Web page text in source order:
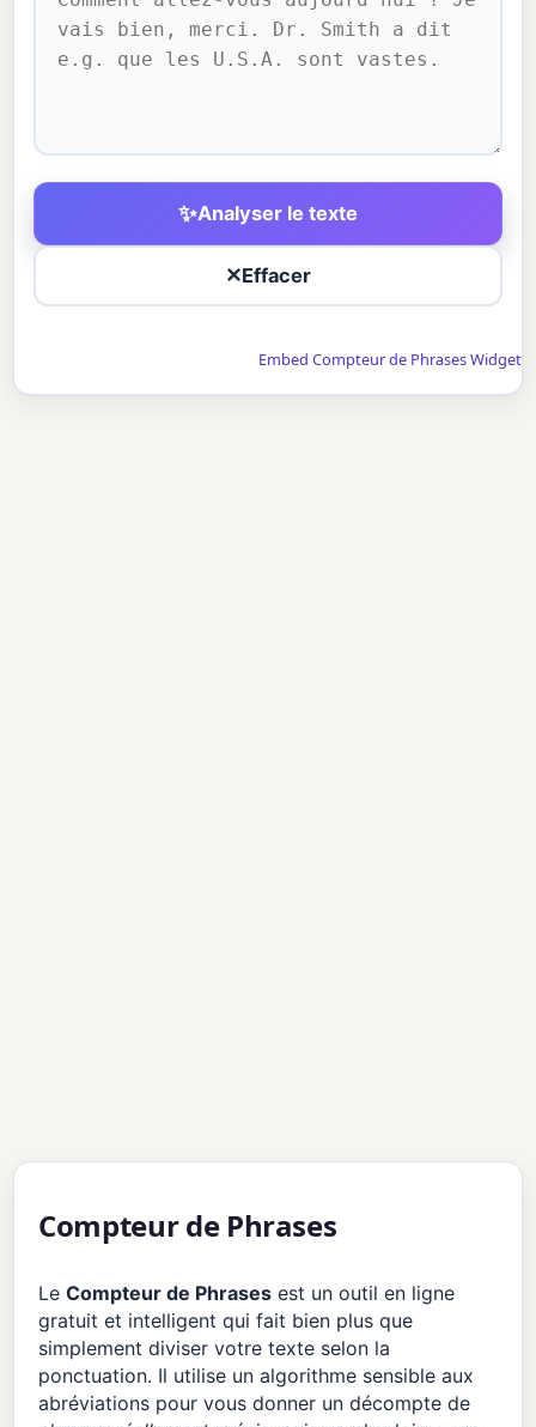
✨Analyser le texte
✕Effacer
Embed Compteur de Phrases Widget
Compteur de Phrases
LeCompteur de Phrases est un outil en ligne
gratuit et intelligent qui fait bien plus que
simplement diviser votre texte selon la
ponctuation. Il utilise un algorithme sensible aux
abréviations pour vous donner un décompte de